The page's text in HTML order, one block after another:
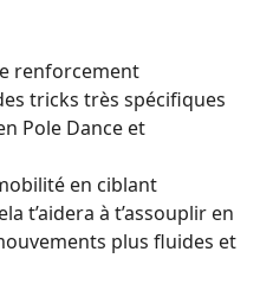
renforcement
tricks très spécifiques
Pole Dance et
en ciblant
t’aidera à t’assouplir en
plus fluides et